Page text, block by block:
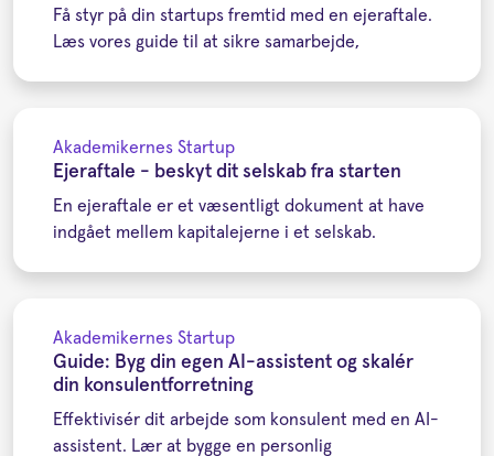
Få styr på din startups fremtid med en ejeraftale.
Læs vores guide til at sikre samarbejde,
Akademikernes Startup
Ejeraftale - beskyt dit selskab fra starten
En ejeraftale er et væsentligt dokument at have
indgået mellem kapitalejerne i et selskab.
Akademikernes Startup
Guide: Byg din egen AI-assistent og skalér
din konsulentforretning
Effektivisér dit arbejde som konsulent med en AI-
assistent. Lær at bygge en personlig